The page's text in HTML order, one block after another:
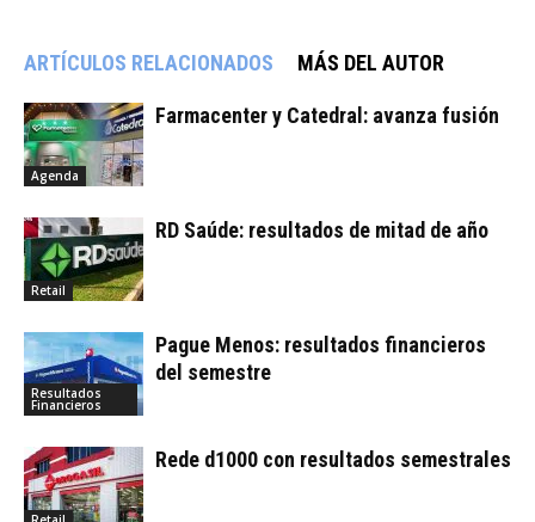
ARTÍCULOS RELACIONADOS MÁS DEL AUTOR
Agenda
Farmacenter y Catedral: avanza fusión
Retail
RD Saúde: resultados de mitad de año
Resultados
Financieros
Pague Menos: resultados financieros
del semestre
Rede d1000 con resultados semestrales